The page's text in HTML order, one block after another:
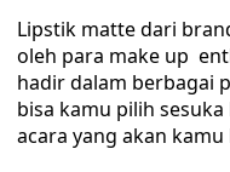
Lipstik matte dari
oleh para make up
hadir dalam berbagai
bisa kamu pilih
acara yang akan kamu